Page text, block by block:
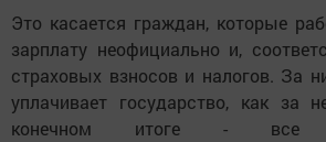
Это касается граждан, которые
зарплату неофициально и,
страховых взносов и налогов. За
уплачивает государство, как за
конечном итоге - все